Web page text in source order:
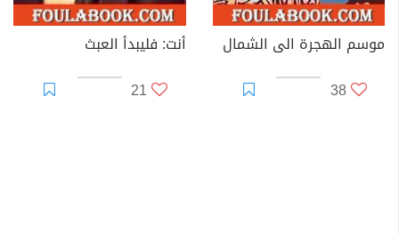
موسم الهجرة الى الشمال
38
أنت: فليبدأ العبث
21